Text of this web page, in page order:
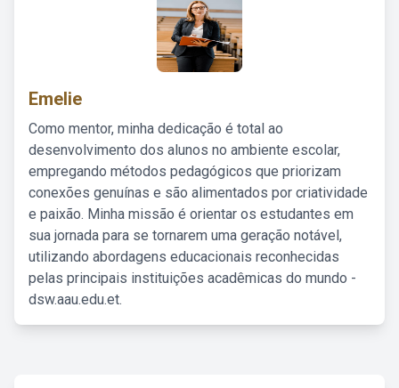
Emelie
Como mentor, minha dedicação é total ao
desenvolvimento dos alunos no ambiente escolar,
empregando métodos pedagógicos que priorizam
conexões genuínas e são alimentados por criatividade
e paixão. Minha missão é orientar os estudantes em
sua jornada para se tornarem uma geração notável,
utilizando abordagens educacionais reconhecidas
pelas principais instituições acadêmicas do mundo -
dsw.aau.edu.et.